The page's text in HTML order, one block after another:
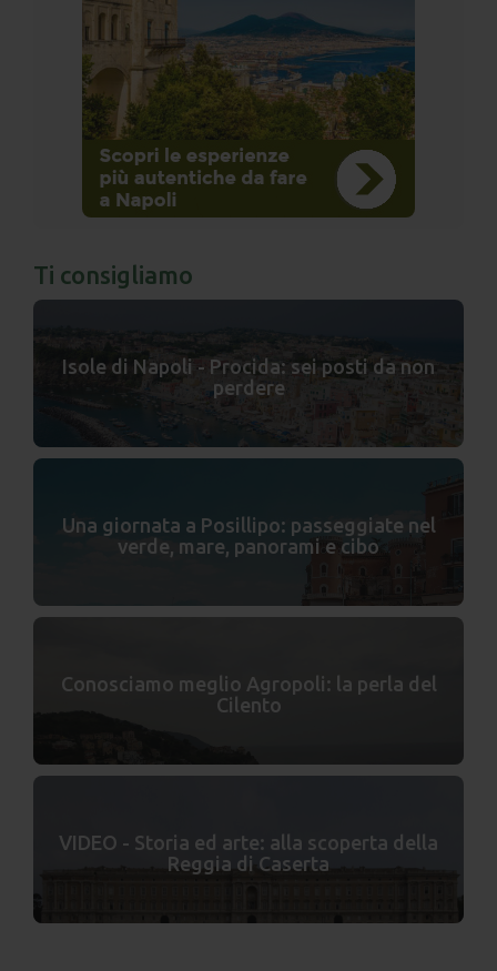
Ti consigliamo
Isole di Napoli - Procida: sei posti da non
perdere
Una giornata a Posillipo: passeggiate nel
verde, mare, panorami e cibo
Conosciamo meglio Agropoli: la perla del
Cilento
VIDEO - Storia ed arte: alla scoperta della
Reggia di Caserta